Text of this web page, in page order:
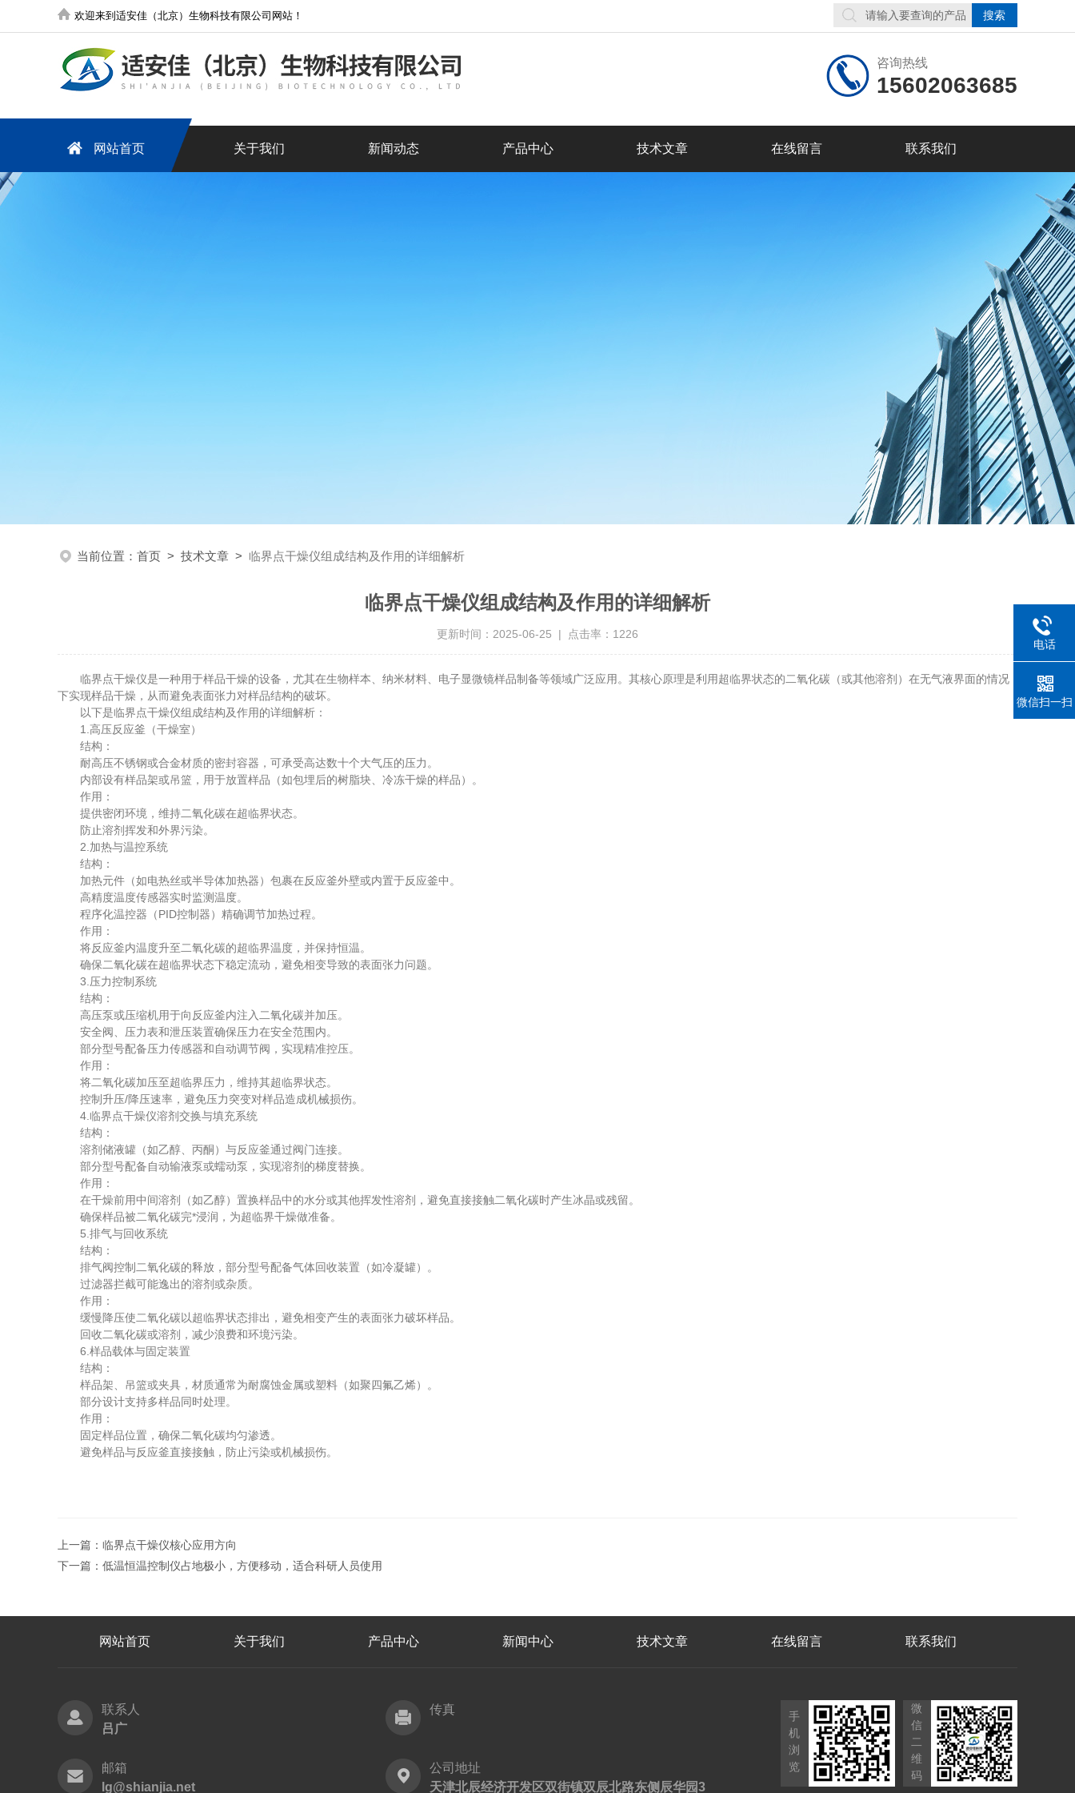
欢迎来到适安佳（北京）生物科技有限公司网站！
咨询热线
15602063685
网站首页 关于我们 新闻动态 产品中心 技术文章 在线留言 联系我们
当前位置： 首页 > 技术文章 > 临界点干燥仪组成结构及作用的详细解析
临界点干燥仪组成结构及作用的详细解析
更新时间：2025-06-25 | 点击率：1226
临界点干燥仪是一种用于样品干燥的设备，尤其在生物样本、纳米材料、电子显微镜样品制备等领域广泛应用。其核心原理是利用超临界状态的二氧化碳（或其他溶剂）在无气液界面的情况
下实现样品干燥，从而避免表面张力对样品结构的破坏。
以下是临界点干燥仪组成结构及作用的详细解析：
1.高压反应釜（干燥室）
结构：
耐高压不锈钢或合金材质的密封容器，可承受高达数十个大气压的压力。
内部设有样品架或吊篮，用于放置样品（如包埋后的树脂块、冷冻干燥的样品）。
作用：
提供密闭环境，维持二氧化碳在超临界状态。
防止溶剂挥发和外界污染。
2.加热与温控系统
结构：
加热元件（如电热丝或半导体加热器）包裹在反应釜外壁或内置于反应釜中。
高精度温度传感器实时监测温度。
程序化温控器（PID控制器）精确调节加热过程。
作用：
将反应釜内温度升至二氧化碳的超临界温度，并保持恒温。
确保二氧化碳在超临界状态下稳定流动，避免相变导致的表面张力问题。
3.压力控制系统
结构：
高压泵或压缩机用于向反应釜内注入二氧化碳并加压。
安全阀、压力表和泄压装置确保压力在安全范围内。
部分型号配备压力传感器和自动调节阀，实现精准控压。
作用：
将二氧化碳加压至超临界压力，维持其超临界状态。
控制升压/降压速率，避免压力突变对样品造成机械损伤。
4.临界点干燥仪溶剂交换与填充系统
结构：
溶剂储液罐（如乙醇、丙酮）与反应釜通过阀门连接。
部分型号配备自动输液泵或蠕动泵，实现溶剂的梯度替换。
作用：
在干燥前用中间溶剂（如乙醇）置换样品中的水分或其他挥发性溶剂，避免直接接触二氧化碳时产生冰晶或残留。
确保样品被二氧化碳完*浸润，为超临界干燥做准备。
5.排气与回收系统
结构：
排气阀控制二氧化碳的释放，部分型号配备气体回收装置（如冷凝罐）。
过滤器拦截可能逸出的溶剂或杂质。
作用：
缓慢降压使二氧化碳以超临界状态排出，避免相变产生的表面张力破坏样品。
回收二氧化碳或溶剂，减少浪费和环境污染。
6.样品载体与固定装置
结构：
样品架、吊篮或夹具，材质通常为耐腐蚀金属或塑料（如聚四氟乙烯）。
部分设计支持多样品同时处理。
作用：
固定样品位置，确保二氧化碳均匀渗透。
避免样品与反应釜直接接触，防止污染或机械损伤。
上一篇： 临界点干燥仪核心应用方向
下一篇： 低温恒温控制仪占地极小，方便移动，适合科研人员使用
网站首页 关于我们 产品中心 新闻中心 技术文章 在线留言 联系我们
联系人
吕广
传真
邮箱
lg@shianjia.net
公司地址
天津北辰经济开发区双街镇双辰北路东侧辰华园3
手
机
浏
览
微
信
二
维
码
电话
微信扫一扫